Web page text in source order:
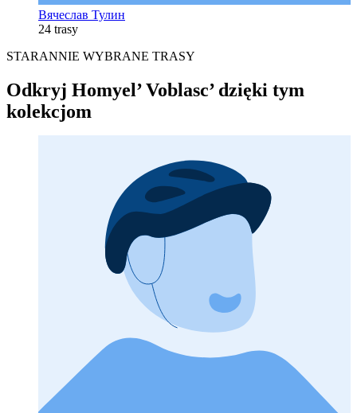
Вячеслав Тулин
24 trasy
STARANNIE WYBRANE TRASY
Odkryj Homyel’ Voblasc’ dzięki tym
kolekcjom